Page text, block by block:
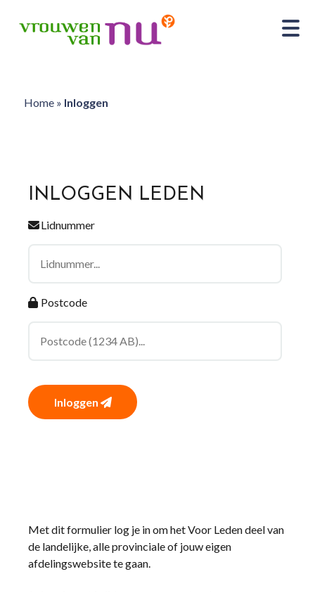
Home» Inloggen
INLOGGEN LEDEN
Lidnummer
Postcode
Inloggen
Met dit formulier log je in om het Voor Leden deel van
de landelijke, alle provinciale of jouw eigen
afdelingswebsite te gaan.